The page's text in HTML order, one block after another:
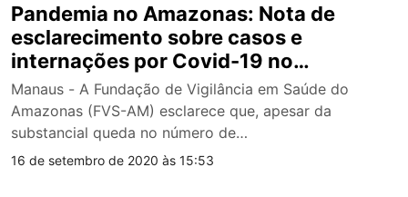
Pandemia no Amazonas: Nota de
esclarecimento sobre casos e
internações por Covid-19 no
Amazonas
Manaus - A Fundação de Vigilância em Saúde do
Amazonas (FVS-AM) esclarece que, apesar da
substancial queda no número de…
16 de setembro de 2020 às 15:53